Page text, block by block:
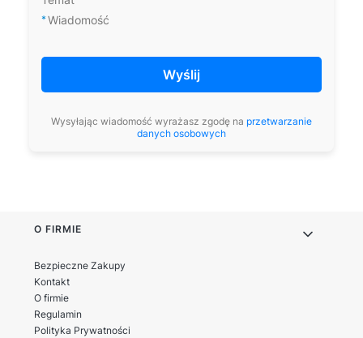
*Wiadomość
Wyślij
Wysyłając wiadomość wyrażasz zgodę na przetwarzanie
danych osobowych
Linki w stopce
O FIRMIE
Bezpieczne Zakupy
Kontakt
O firmie
Regulamin
Polityka Prywatności